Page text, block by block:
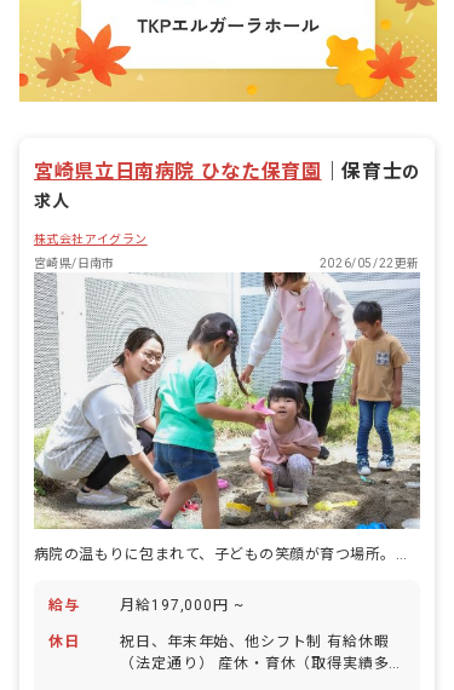
宮崎県立日南病院 ひなた保育園 ｜保育士の
求人
株式会社アイグラン
宮崎県/日南市
2026/05/22更新
病院の温もりに包まれて、子どもの笑顔が育つ場所。安心感とともに働く。
給与 月給197,000円 ~
休日
祝日、年末年始、他シフト制 有給休暇
（法定通り） 産休・育休（取得実績多